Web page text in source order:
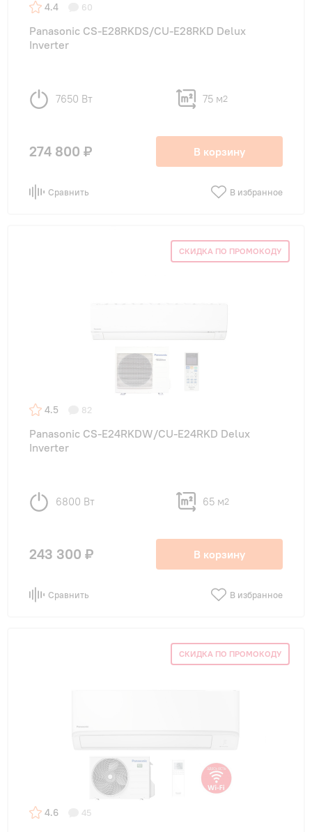
4.4 60
Panasonic CS-E28RKDS/CU-E28RKD Delux
Inverter
7650 Вт 75 м2
274 800 ₽ В корзину
Сравнить В избранное
СКИДКА ПО ПРОМОКОДУ
4.5 82
Panasonic CS-E24RKDW/CU-E24RKD Delux
Inverter
6800 Вт 65 м2
243 300 ₽ В корзину
Сравнить В избранное
СКИДКА ПО ПРОМОКОДУ
4.6 45